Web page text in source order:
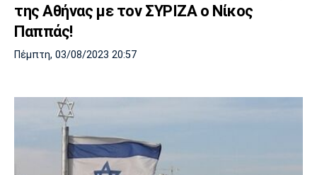
της Αθήνας με τον ΣΥΡΙΖΑ ο Νίκος
Παππάς!
Πέμπτη, 03/08/2023 20:57